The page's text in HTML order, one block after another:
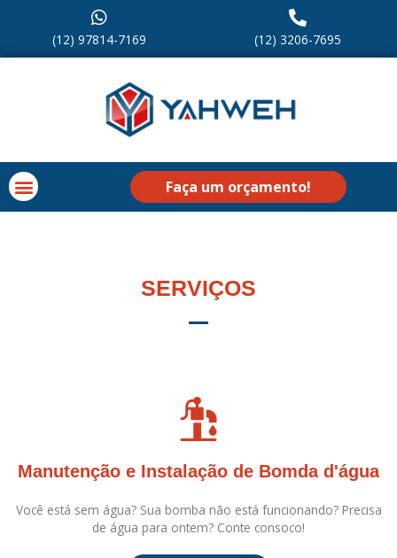
(12) 97814-7169 (12) 3206-7695
Faça um orçamento!
SERVIÇOS
Manutenção e Instalação de Bomda d'água
Você está sem água? Sua bomba não está funcionando? Precisa
de água para ontem? Conte consoco!